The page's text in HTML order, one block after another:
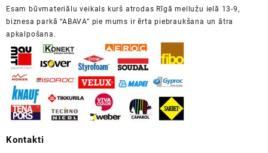
Esam būvmateriālu veikals kurš atrodas Rīgā mellužu ielā 13-9,
biznesa parkā “ABAVA” pie mums ir ērta piebraukšana un ātra
apkalpošana.
Kontakti